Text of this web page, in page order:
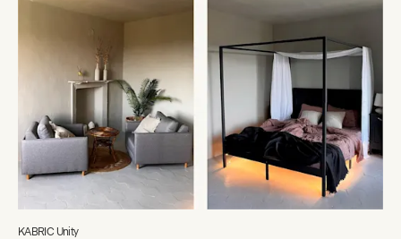
KABRIC Unity